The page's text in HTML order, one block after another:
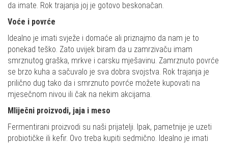
da imate. Rok trajanja joj je gotovo beskonačan.
Voće i povrće
Idealno je imati svježe i domaće ali priznajmo da nam je to
ponekad teško. Zato uvijek biram da u zamrzivaču imam
smrznutog graška, mrkve i carsku mješavinu. Zamrznuto povrće
se brzo kuha a sačuvalo je sva dobra svojstva. Rok trajanja je
prilično dug tako da i smrznuto povrće možete kupovati na
mjesečnom nivou ili čak na nekim akcijama.
Mliječni proizvodi, jaja i meso
Fermentirani proizvodi su naši prijatelji. Ipak, pametnije je uzeti
probiotičke ili kefir. Ovo treba kupiti sedmično. Idealno je imati